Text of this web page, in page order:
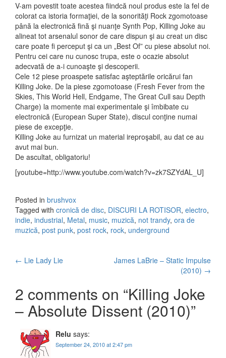
V-am povestit toate acestea fiindcă noul produs este la fel de
colorat ca istoria formaţiei, de la sonorităţi Rock zgomotoase
până la electronică fină şi nuanţe Synth Pop, Killing Joke au
alineat tot arsenalul sonor de care dispun şi au creat un disc
care poate fi perceput şi ca un „Best Of” cu piese absolut noi.
Pentru cei care nu cunosc trupa, este o ocazie absolut
adecvată de a-i cunoaşte şi descoperii.
Cele 12 piese proaspete satisfac aşteptările oricărui fan
Killing Joke. De la piese zgomotoase (Fresh Fever from the
Skies, This World Hell, Endgame, The Great Cull sau Depth
Charge) la momente mai experimentale şi îmbibate cu
electronică (European Super State), discul conţine numai
piese de excepţie.
Killing Joke au furnizat un material ireproşabil, au dat ce au
avut mai bun.
De ascultat, obligatoriu!
[youtube=http://www.youtube.com/watch?v=zk7SZYdAL_U]
Posted in brushvox
Tagged with cronică de disc, DISCURI LA ROTISOR, electro,
indie, industrial, Metal, music, muzică, not trandy, ora de
muzică, post punk, post rock, rock, underground
← Lie Lady Lie
James LaBrie – Static Impulse
(2010) →
2 comments on “Killing Joke
– Absolute Dissent (2010)”
Relu says:
September 24, 2010 at 2:47 pm